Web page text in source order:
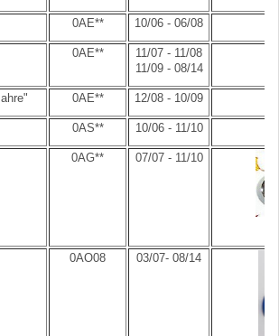
0AE** 10/06 - 06/08
0AE**
11/07 - 11/08
11/09 - 08/14
0AE** 12/08 - 10/09
0AS** 10/06 - 11/10
0AG** 07/07 - 11/10
0AO08 03/07- 08/14